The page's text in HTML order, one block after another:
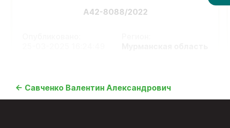
А42-8088/2022
← Савченко Валентин Александрович